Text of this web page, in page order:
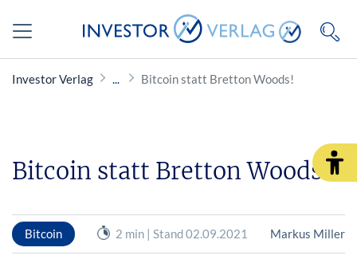
Investor Verlag Bitcoin statt Bretton Woods!
Bitcoin statt Bretton Woods!
Bitcoin 2 min | Stand 02.09.2021 Markus Miller